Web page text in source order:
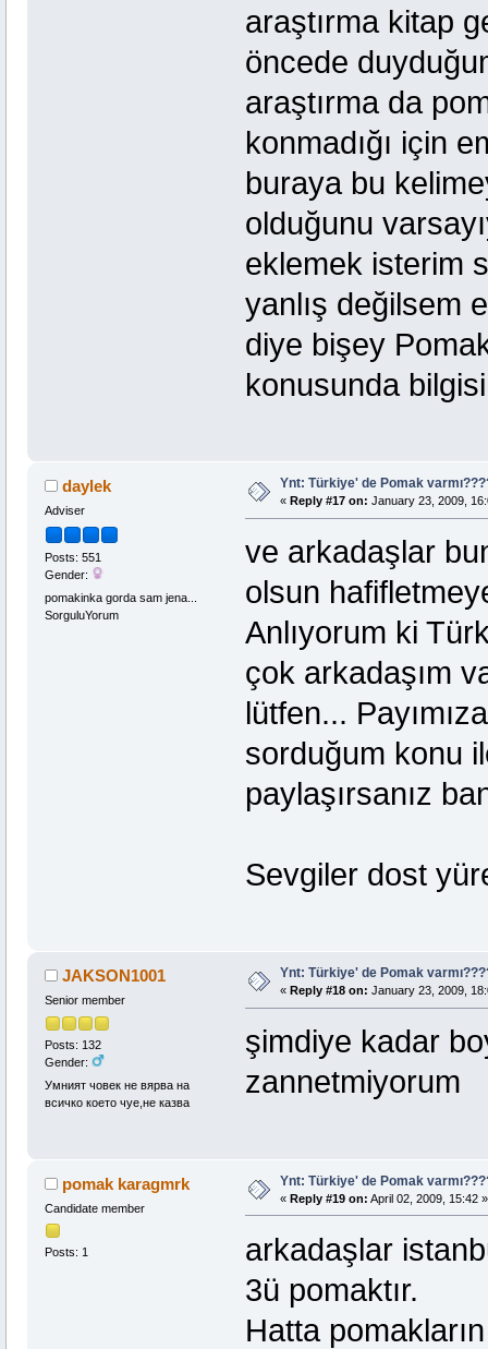
araştırma kitap
öncede
araştırma da
konmadığı için
buraya bu
olduğunu
eklemek isterim
yanlış değilsem
diye bişey
konusunda
daylek
Adviser
Posts: 551
Gender:
pomakinka gorda sam jena...
SorguluYorum
Ynt: Türkiye' de Pomak
« Reply #17 on: January 23, 2009,
ve arkadaşlar
olsun
Anlıyorum ki
çok arkadaşım
lütfen...
sorduğum konu
paylaşırsanız
Sevgiler dost
JAKSON1001
Senior member
Posts: 132
Gender:
Умният човек не вярва на
всичко което чуе,не казва
Ynt: Türkiye' de Pomak
« Reply #18 on: January 23, 2009,
şimdiye kadar
zannetmiyorum
pomak karagmrk
Candidate member
Posts: 1
Ynt: Türkiye' de Pomak
« Reply #19 on: April 02, 2009, 15:42 »
arkadaşlar
3ü pomaktır.
Hatta